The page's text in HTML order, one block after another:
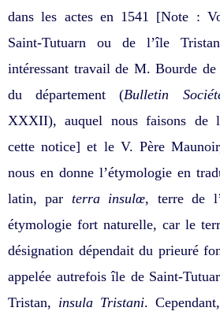
dans les actes en 1541 [Note :
Saint-Tutuarn ou de l’île
intéressant travail de M. Bourde
du département (Bulletin
XXXII), auquel nous faisons de
cette notice] et le V. Père
nous en donne l’étymologie en
latin, par terra insulœ, terre de
étymologie fort naturelle, car le
désignation dépendait du prieuré
appelée autrefois île de Saint-
Tristan, insula Tristani.